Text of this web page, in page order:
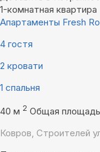
1-комнатная квартира
Апартаменты Fresh
4 гостя
2 кровати
1 спальня
40 м 2 Общая
Ковров, Строителей